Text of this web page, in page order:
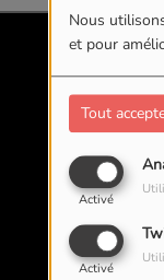
Nous
et pour
Tout
Activé
Activé